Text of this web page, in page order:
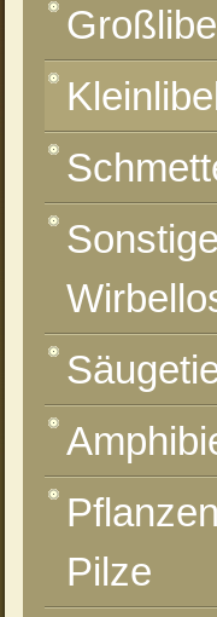
Sonstige
Pilze